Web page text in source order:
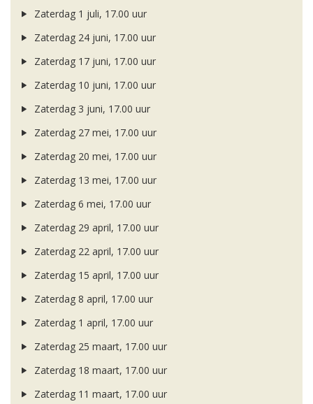
Zaterdag 1 juli, 17.00 uur
Zaterdag 24 juni, 17.00 uur
Zaterdag 17 juni, 17.00 uur
Zaterdag 10 juni, 17.00 uur
Zaterdag 3 juni, 17.00 uur
Zaterdag 27 mei, 17.00 uur
Zaterdag 20 mei, 17.00 uur
Zaterdag 13 mei, 17.00 uur
Zaterdag 6 mei, 17.00 uur
Zaterdag 29 april, 17.00 uur
Zaterdag 22 april, 17.00 uur
Zaterdag 15 april, 17.00 uur
Zaterdag 8 april, 17.00 uur
Zaterdag 1 april, 17.00 uur
Zaterdag 25 maart, 17.00 uur
Zaterdag 18 maart, 17.00 uur
Zaterdag 11 maart, 17.00 uur